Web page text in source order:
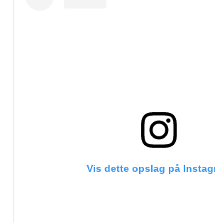
Vis dette opslag på